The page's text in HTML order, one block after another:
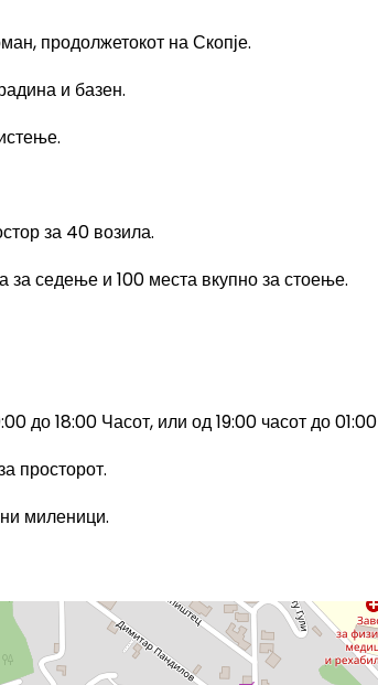
продолжетокот на Скопје.
и базен.
за 40 возила.
за седење и 100 места вкупно за стоење.
:00до 18:00 Часот, или од 19:00 часот до 01:00
просторот.
миленици.